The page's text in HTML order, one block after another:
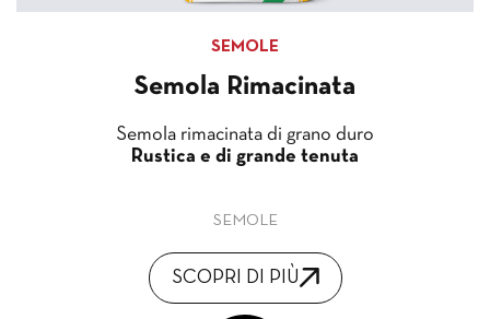
SEMOLE
Semola Rimacinata
Semola rimacinata di grano duro
Rustica e di grande tenuta
SEMOLE
SCOPRI DI PIÙ